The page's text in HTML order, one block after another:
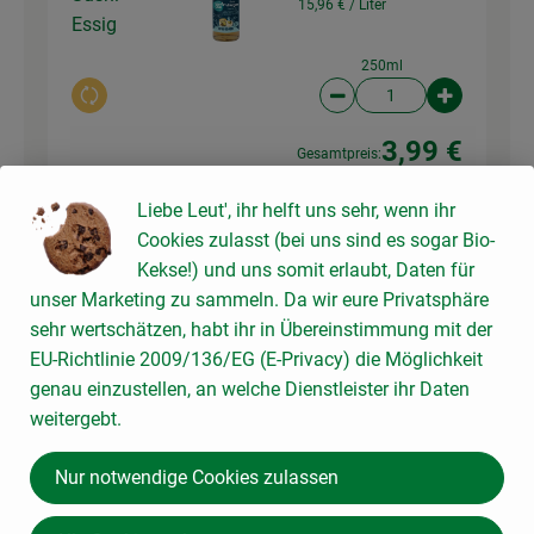
Essig
Auswahl ändern
15,96 € / Liter
250ml
Artikelanzahl
Gesamtpreis:3,99 €
30 ml
Mirin -
Süßer
Kochreisw
ein
Auswahl ändern
Mirin - Süsser
Kochreiswein
23,96 € / Liter
Artikelanzahl
200 ml
Liebe Leut', ihr helft uns sehr, wenn ihr
Cookies zulasst (bei uns sind es sogar Bio-
Kekse!) und uns somit erlaubt, Daten für
unser Marketing zu sammeln. Da wir eure Privatsphäre
sehr wertschätzen, habt ihr in Übereinstimmung mit der
EU-Richtlinie 2009/136/EG (E-Privacy) die Möglichkeit
genau einzustellen, an welche Dienstleister ihr Daten
weitergebt.
Nur notwendige Cookies zulassen